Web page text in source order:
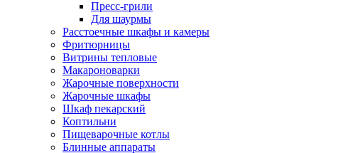
Пресс-грили
Для шаурмы
Расстоечные шкафы и камеры
Фритюрницы
Витрины тепловые
Макароноварки
Жарочные поверхности
Жарочные шкафы
Шкаф пекарский
Коптильни
Пищеварочные котлы
Блинные аппараты